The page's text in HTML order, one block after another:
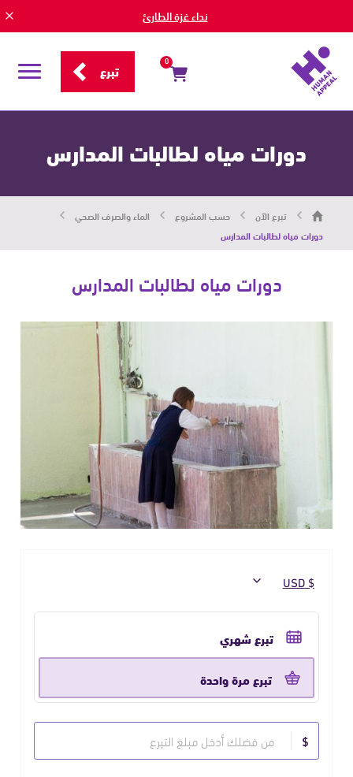
نداء غزة الطارئ
0 تبرع
قائمة
دورات مياه لطالبات المدارس
هيومان
أبيل
|
حاضرون
من
تبرع الآن حسب المشروع
الماء والصرف الصحي
دورات مياه لطالبات المدارس
دورات مياه لطالبات المدارس
حدد
تكرار
التبرع
تبرع شهري
تبرع مرة واحدة
حدد
مبلغ
التبرع
$